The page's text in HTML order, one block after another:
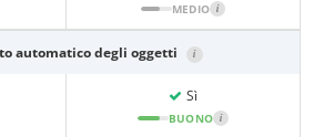
MEDIO i
automatico degli oggetti i
Sì
BUONO i